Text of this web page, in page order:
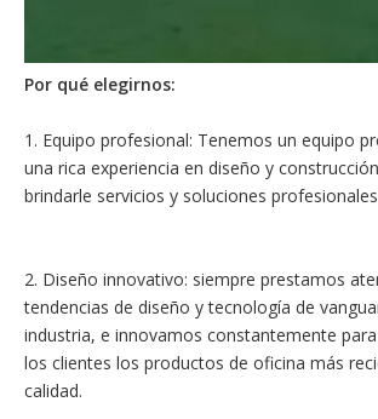
Por qué elegirnos:
1. Equipo profesional: Tenemos un equipo
una rica experiencia en diseño y
brindarle servicios y soluciones
2. Diseño innovativo: siempre prestamos
tendencias de diseño y tecnología de
industria, e innovamos constantemente
los clientes los productos de oficina más
calidad.